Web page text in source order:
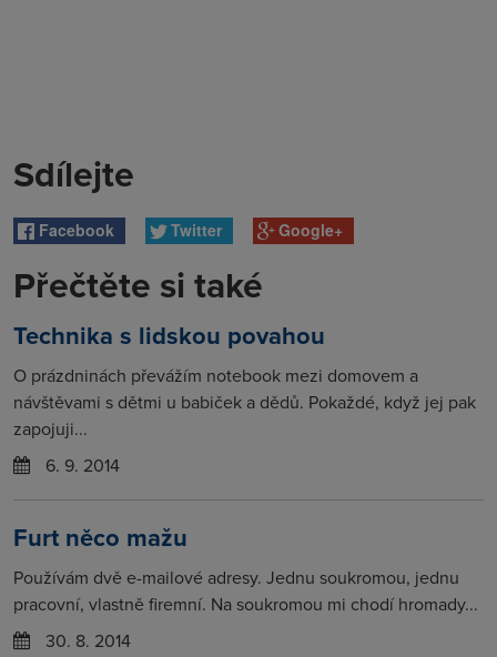
Sdílejte
Facebook Twitter Google+
Přečtěte si také
Technika s lidskou povahou
O prázdninách převážím notebook mezi domovem a
návštěvami s dětmi u babiček a dědů. Pokaždé, když jej pak
zapojuji...
6. 9. 2014
Furt něco mažu
Používám dvě e-mailové adresy. Jednu soukromou, jednu
pracovní, vlastně firemní. Na soukromou mi chodí hromady...
30. 8. 2014